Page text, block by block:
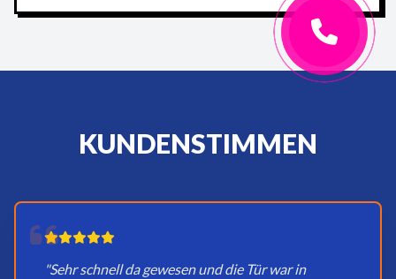
KUNDENSTIMMEN
"Sehr schnell da gewesen und die Tür war in